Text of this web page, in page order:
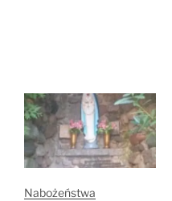
Nabożeństwa